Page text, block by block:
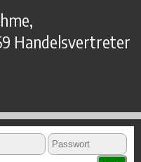
Handelsvertreter